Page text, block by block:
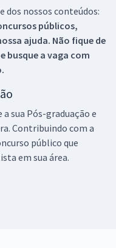
dos nossos conteúdos:
públicos,
ajuda. Não fique de
busque a vaga com
sua Pós-graduação e
Contribuindo com a
público que
em sua área.